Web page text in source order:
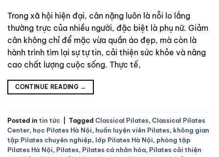
cao chất lượng cuộc sống. Thực tế,
Trong xã hội hiện đại, cân nặng luôn là nỗi lo lắng
thường trực của nhiều người, đặc biệt là phụ nữ. Giảm
cân không chỉ để mặc vừa quần áo đẹp, mà còn là
hành trình tìm lại sự tự tin, cải thiện sức khỏe và nâng
cao chất lượng cuộc sống. Thực tế,
CONTINUE READING →
Posted in tin tức Tagged Classical Pilates,Classical Pilates
Center, học Pilates Hà Nội, huấn luyện viên Pilates, không gian
tập Pilates chuyên nghiệp, lớp Pilates Hà Nội, phòng tập
Pilates Hà Nội, Pilates, Pilates cá nhân hóa, Pilates cải thiện